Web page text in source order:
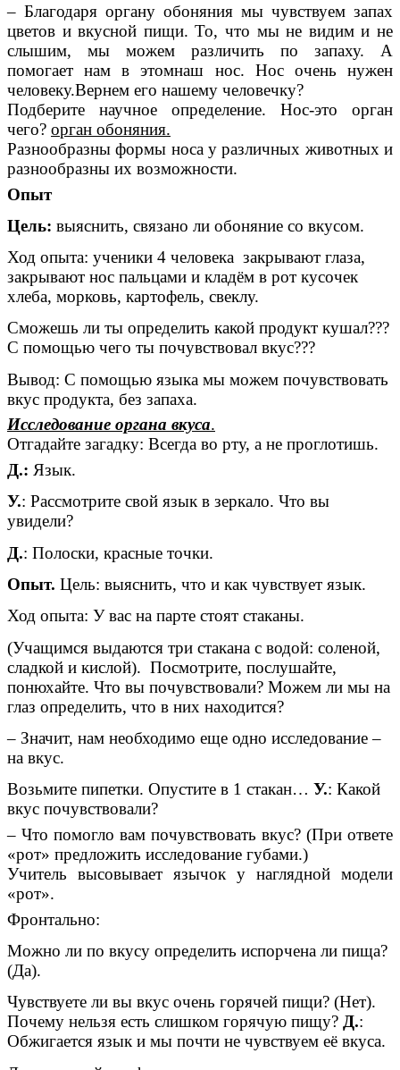
– Благодаря органу обоняния мы чувствуем запах
цветов и вкусной пищи. То, что мы не видим и не
слышим, мы можем различить по запаху. А
помогает нам в этомнаш нос. Нос очень нужен
человеку.Вернем его нашему человечку?
Подберите научное определение. Нос-это орган
чего? орган обоняния.
Разнообразны формы носа у различных животных и
разнообразны их возможности.
Опыт
Цель: выяснить, связано ли обоняние со вкусом.
Ход опыта: ученики 4 человека закрывают глаза,
закрывают нос пальцами и кладём в рот кусочек
хлеба, морковь, картофель, свеклу.
Сможешь ли ты определить какой продукт кушал???
С помощью чего ты почувствовал вкус???
Вывод: С помощью языка мы можем почувствовать
вкус продукта, без запаха.
Исследование органа вкуса.
Отгадайте загадку: Всегда во рту, а не проглотишь.
Д.: Язык.
У.: Рассмотрите свой язык в зеркало. Что вы
увидели?
Д.: Полоски, красные точки.
Опыт. Цель: выяснить, что и как чувствует язык.
Ход опыта: У вас на парте стоят стаканы.
(Учащимся выдаются три стакана с водой: соленой,
сладкой и кислой). Посмотрите, послушайте,
понюхайте. Что вы почувствовали? Можем ли мы на
глаз определить, что в них находится?
– Значит, нам необходимо еще одно исследование –
на вкус.
Возьмите пипетки. Опустите в 1 стакан… У.: Какой
вкус почувствовали?
– Что помогло вам почувствовать вкус? (При ответе
«рот» предложить исследование губами.)
Учитель высовывает язычок у наглядной модели
«рот».
Фронтально:
Можно ли по вкусу определить испорчена ли пища?
(Да).
Чувствуете ли вы вкус очень горячей пищи? (Нет).
Почему нельзя есть слишком горячую пищу? Д.:
Обжигается язык и мы почти не чувствуем её вкуса.